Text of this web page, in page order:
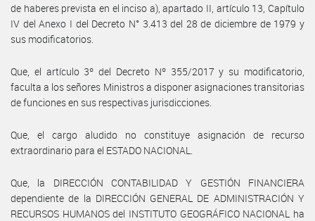
de haberes prevista en el inciso a), apartado II, artículo 13, Capítulo
IV del Anexo I del Decreto N° 3.413 del 28 de diciembre de 1979 y
sus modificatorios.
Que, el artículo 3º del Decreto Nº 355/2017 y su modificatorio,
faculta a los señores Ministros a disponer asignaciones transitorias
de funciones en sus respectivas jurisdicciones.
Que, el cargo aludido no constituye asignación de recurso
extraordinario para el ESTADO NACIONAL.
Que, la DIRECCIÓN CONTABILIDAD Y GESTIÓN FINANCIERA
dependiente de la DIRECCIÓN GENERAL DE ADMINISTRACIÓN Y
RECURSOS HUMANOS del INSTITUTO GEOGRÁFICO NACIONAL ha